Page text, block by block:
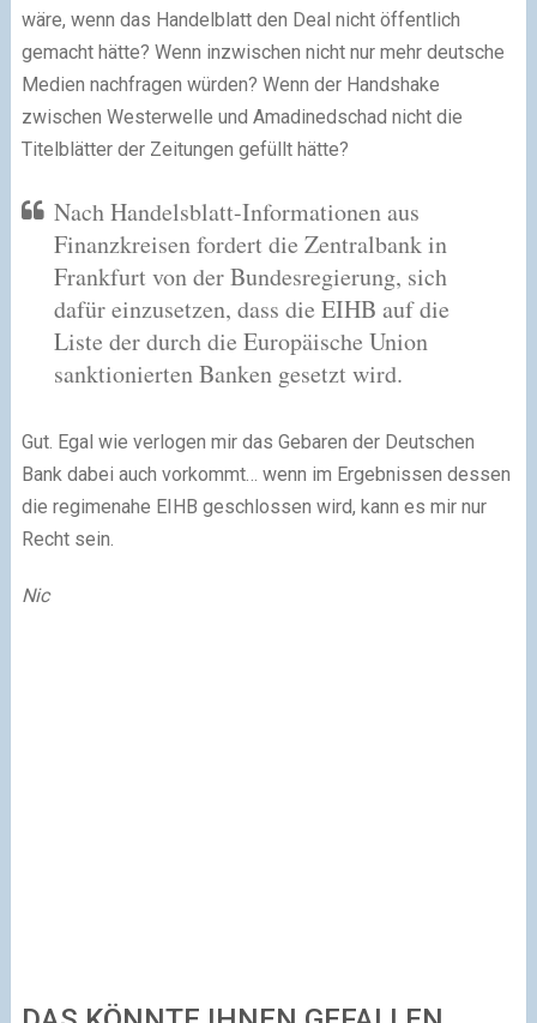
wäre, wenn das Handelblatt den Deal nicht öffentlich
gemacht hätte? Wenn inzwischen nicht nur mehr deutsche
Medien nachfragen würden? Wenn der Handshake
zwischen Westerwelle und Amadinedschad nicht die
Titelblätter der Zeitungen gefüllt hätte?
Nach Handelsblatt-Informationen aus
Finanzkreisen fordert die Zentralbank in
Frankfurt von der Bundesregierung, sich
dafür einzusetzen, dass die EIHB auf die
Liste der durch die Europäische Union
sanktionierten Banken gesetzt wird.
Gut. Egal wie verlogen mir das Gebaren der Deutschen
Bank dabei auch vorkommt… wenn im Ergebnissen dessen
die regimenahe EIHB geschlossen wird, kann es mir nur
Recht sein.
Nic